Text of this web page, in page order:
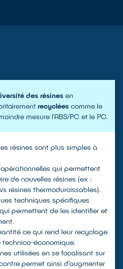
des résines en
recyclées comme le
mesure l’ABS/PC et le PC.
résines sont plus simples à
qui permettent
de nouvelles résines (ex :
résines thermodurcissables).
techniques spécifiques
permettent de les identifier et
ce qui rend leur recyclage
technico-économique.
utilisées en se focalisant sur
permet ainsi d’augmenter